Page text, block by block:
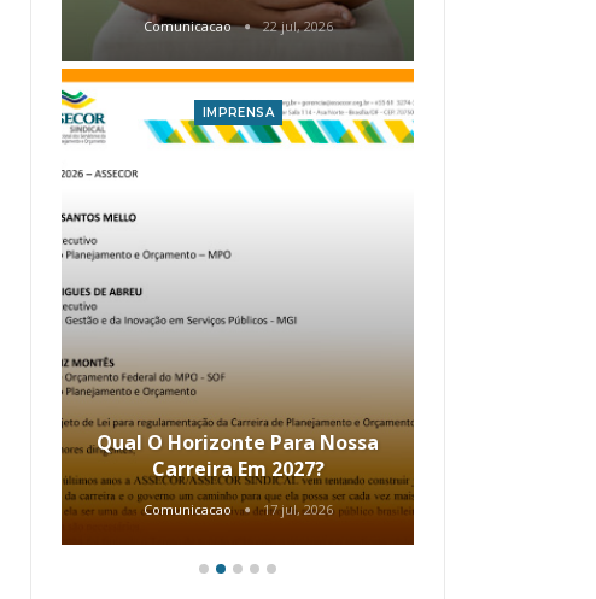
Comunicacao 22 jul, 2026
IMPRENSA
Qual O Horizonte Para Nossa
Carreira Em 2027?
Comunicacao 17 jul, 2026